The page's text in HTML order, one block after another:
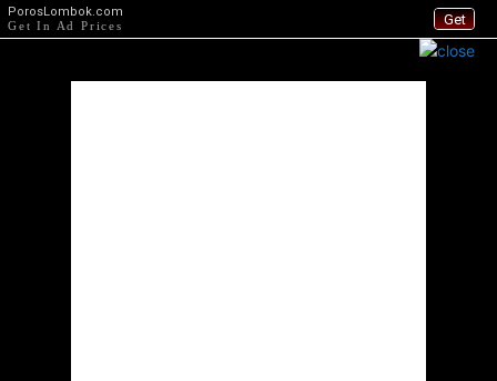
Get
PorosLombok.com
Get In Ad Prices